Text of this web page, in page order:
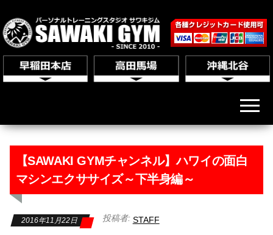
【SAWAKI GYMチャンネル】ハワイの面白
マシンエクササイズ～下半身編～
2016年11月22日 投稿者: STAFF